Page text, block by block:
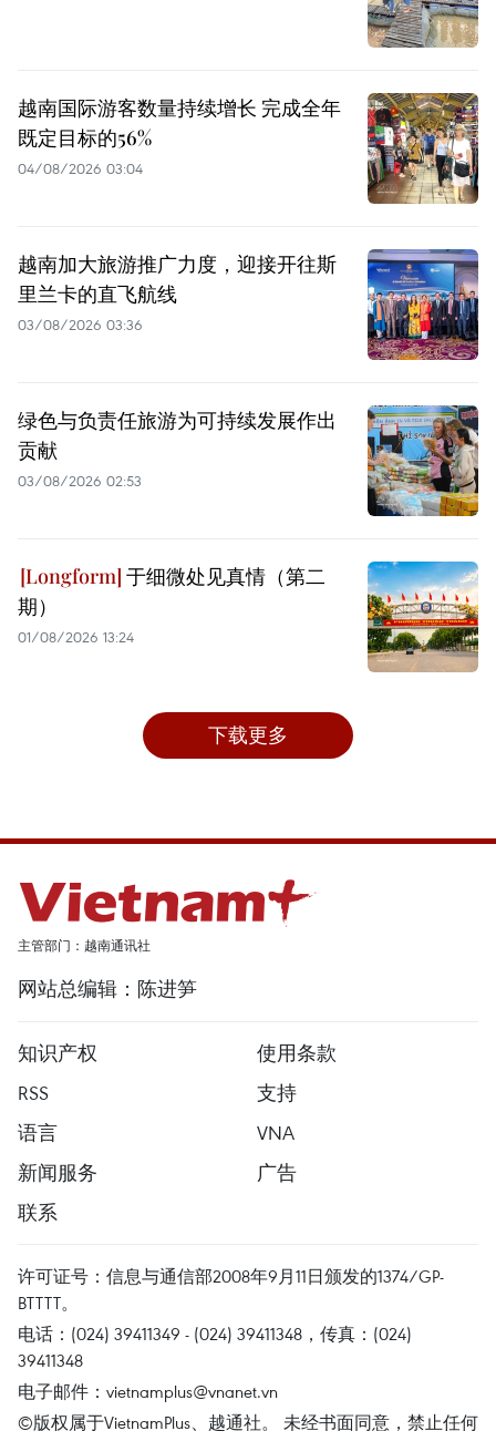
越南国际游客数量持续增长 完成全年
既定目标的56%
04/08/2026 03:04
越南加大旅游推广力度，迎接开往斯
里兰卡的直飞航线
03/08/2026 03:36
绿色与负责任旅游为可持续发展作出
贡献
03/08/2026 02:53
于细微处见真情（第二
期）
01/08/2026 13:24
下载更多
主管部门：越南通讯社
网站总编辑：陈进笋
知识产权
使用条款
RSS
支持
语言
VNA
新闻服务
广告
联系
许可证号：信息与通信部2008年9月11日颁发的1374/GP-
BTTTT。
电话：(024) 39411349 - (024) 39411348，传真：(024)
39411348
电子邮件： vietnamplus@vnanet.vn
©版权属于VietnamPlus、越通社。 未经书面同意，禁止任何